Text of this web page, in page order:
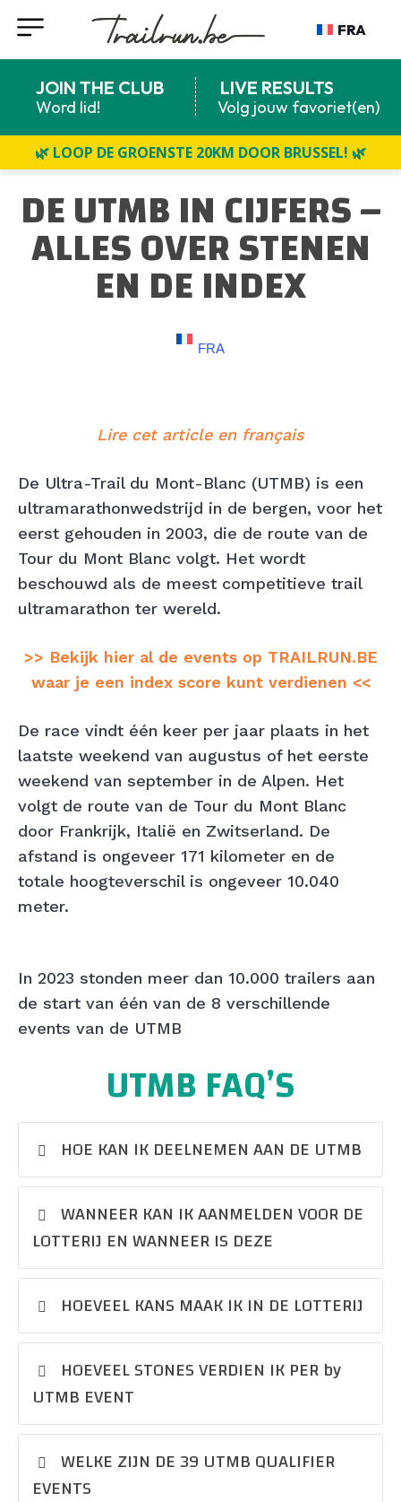
FRA
JOIN THE CLUB
Word lid!
LIVE RESULTS
Volg jouw favoriet(en)
🌿 LOOP DE GROENSTE 20KM DOOR BRUSSEL! 🌿
DE UTMB IN CIJFERS –
ALLES OVER STENEN
EN DE INDEX
FRA
Lire cet article en français
De Ultra-Trail du Mont-Blanc (UTMB) is een
ultramarathonwedstrijd in de bergen, voor het
eerst gehouden in 2003, die de route van de
Tour du Mont Blanc volgt. Het wordt
beschouwd als de meest competitieve trail
ultramarathon ter wereld.
>> Bekijk hier al de events op TRAILRUN.BE
waar je een index score kunt verdienen <<
De race vindt één keer per jaar plaats in het
laatste weekend van augustus of het eerste
weekend van september in de Alpen. Het
volgt de route van de Tour du Mont Blanc
door Frankrijk, Italië en Zwitserland. De
afstand is ongeveer 171 kilometer en de
totale hoogteverschil is ongeveer 10.040
meter.
In 2023 stonden meer dan 10.000 trailers aan
de start van één van de 8 verschillende
events van de UTMB
UTMB FAQ’S
HOE KAN IK DEELNEMEN AAN DE UTMB
WANNEER KAN IK AANMELDEN VOOR DE
LOTTERIJ EN WANNEER IS DEZE
HOEVEEL KANS MAAK IK IN DE LOTTERIJ
HOEVEEL STONES VERDIEN IK PER by
UTMB EVENT
WELKE ZIJN DE 39 UTMB QUALIFIER
EVENTS